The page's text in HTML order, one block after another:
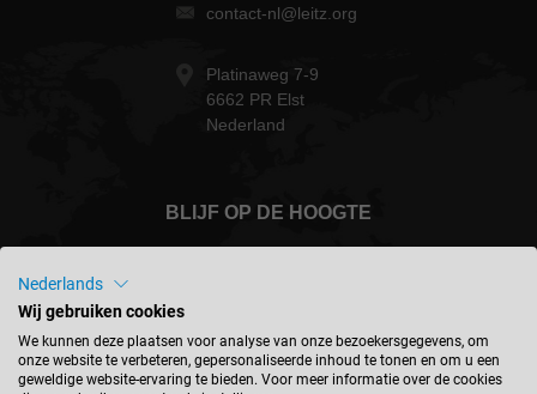
contact-nl@leitz.org
Platinaweg 7-9
6662 PR Elst
Nederland
BLIJF OP DE HOOGTE
Nederland - nederlands
Nederlands
Wij gebruiken cookies
We kunnen deze plaatsen voor analyse van onze bezoekersgegevens, om
onze website te verbeteren, gepersonaliseerde inhoud te tonen en om u een
geweldige website-ervaring te bieden. Voor meer informatie over de cookies